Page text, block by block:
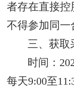
者存在直接控
不得参加同一
三、获取
时间：
每天9:00至